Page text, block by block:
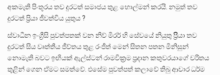
අකමැති පිංතූරය තව දුරටත් සමාජය තුළ හොල්මන් කරයි. නමුත් තව
දුරටත් ප්‍රියා ජීවත්විය යුතුය ?
ස්වාධීන ඉංග්‍රීසි පුවත්පතක් වන නිව් මිරර් හි සේවයේ නියුතු ප්‍රිිියා තව
දුරටත් සිය වෘත්තීය ජීව්තය තුළ රංජීත් මෙන් සිතන පතන මිනිසුන්
නොමැති බවට ඉඟියක් ඇල්ස්ටන් රාමවික්‍රම ප්‍රදාන කතුවරයාගේ චරිතය
තුළින් ගෙන ඒමට සමත්වේ. එසේම පුවත්පත් කලාවේ තිබු ආචාර ධර්ම